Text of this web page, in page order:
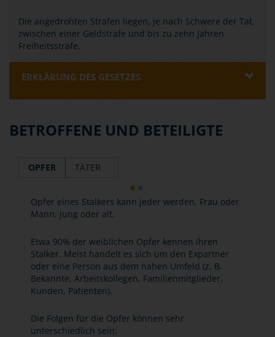
Die angedrohten Strafen liegen, je nach Schwere der Tat,
zwischen einer Geldstrafe und bis zu zehn Jahren
Freiheitsstrafe.
ERKLÄRUNG DES GESETZES
BETROFFENE UND BETEILIGTE
OPFER TÄTER
Opfer eines Stalkers kann jeder werden, Frau oder
Mann, jung oder alt.
Etwa 90% der weiblichen Opfer kennen ihren
Stalker. Meist handelt es sich um den Expartner
oder eine Person aus dem nahen Umfeld (z. B.
Bekannte, Arbeitskollegen, Familienmitglieder,
Kunden, Patienten).
Die Folgen für die Opfer können sehr
unterschiedlich sein: